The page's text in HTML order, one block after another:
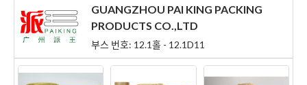
GUANGZHOU PAI KING PACKING
PRODUCTS CO.,LTD
부스 번호: 12.1홀 - 12.1D11